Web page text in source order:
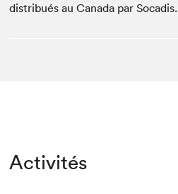
distribués au Canada par Socadis.
Activités